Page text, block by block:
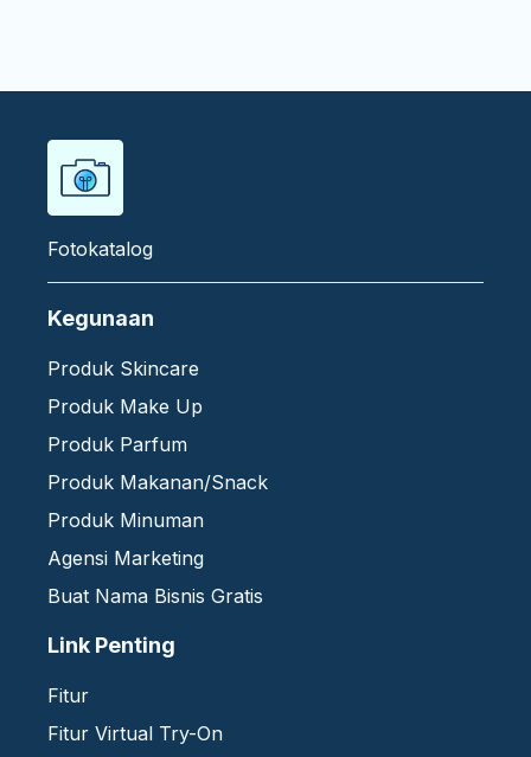
Fotokatalog
Kegunaan
Produk Skincare
Produk Make Up
Produk Parfum
Produk Makanan/Snack
Produk Minuman
Agensi Marketing
Buat Nama Bisnis Gratis
Link Penting
Fitur
Fitur Virtual Try-On